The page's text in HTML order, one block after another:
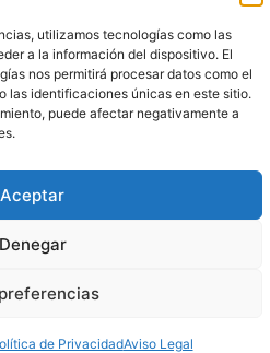
utilizamos tecnologías como las
a la información del dispositivo. El
nos permitirá procesar datos como el
las identificaciones únicas en este sitio.
puede afectar negativamente a
Aceptar
Denegar
de PrivacidadAviso Legal